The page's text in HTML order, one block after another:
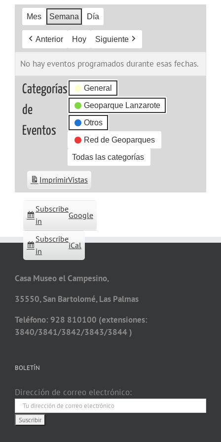
Mes Semana Día
Anterior Hoy Siguiente
No hay eventos programados durante esas fechas.
Categorías
de
Eventos
General
Geoparque Lanzarote
Otros
Red de Geoparques
Todas las categorías
Subscribe
in
Google
Subscribe
in
iCal
ImprimirVistas
Casa Museo el Campesino,
35550, San Bartolomé, Las Palmas
Teléfono: 928 810100 (extensiones:
3840/3841/3842/3843/3844 )
BOLETÍN
Dirección de correo electrónico: